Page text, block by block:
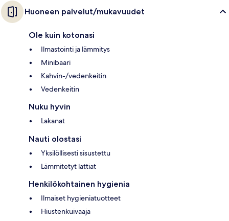
Huoneen palvelut/mukavuudet
Ole kuin kotonasi
Ilmastointi ja lämmitys
Minibaari
Kahvin-/vedenkeitin
Vedenkeitin
Nuku hyvin
Lakanat
Nauti olostasi
Yksilöllisesti sisustettu
Lämmitetyt lattiat
Henkilökohtainen hygienia
Ilmaiset hygieniatuotteet
Hiustenkuivaaja